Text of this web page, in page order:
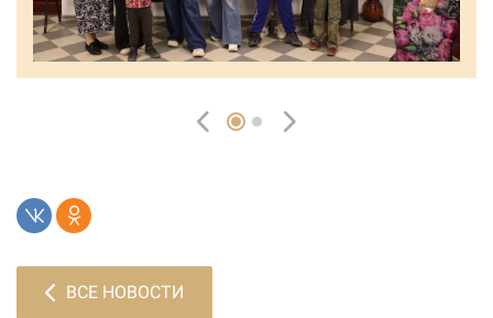
ВСЕ НОВОСТИ